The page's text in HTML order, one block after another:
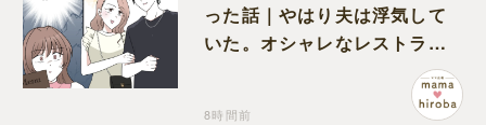
った話｜やはり夫は浮気して
いた。オシャレなレストラン
8時間前